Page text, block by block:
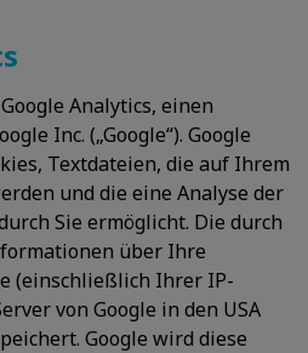
Analytics, einen
Inc. („Google“). Google
Textdateien, die auf Ihrem
und die eine Analyse der
Sie ermöglicht. Die durch
über Ihre
(einschließlich Ihrer IP-
von Google in den USA
Google wird diese